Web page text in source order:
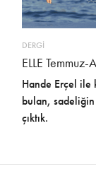
DERGİ
ELLE Temmuz-
Hande Erçel ile
bulan,
çıktık.